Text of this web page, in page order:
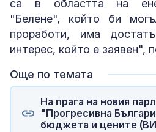
са в областта на
"Белене", който би
проработи, има
интерес, който е заявен",
Още по темата
На прага на новия
"Прогресивна
бюджета и цените